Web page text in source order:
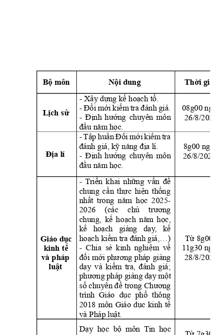
Bộ môn Nội dung Thời gian
Lịch sử
- Xây dựng kế hoạch tổ
- Đổi mới kiểm tra đánh giá.
- Định hướng chuyên môn
đầu năm học.
08g00
26/8/2025
Địa lí
- Tập huấn Đổi mới kiểm tra
đánh giá, kỹ năng địa lí
- Định hướng chuyên môn
đầu năm học.
8g00
26/8/202
Giáo dục
kinh tế
và pháp
luật
- Triển khai những vấn đề
chung cần thực hiện thống
nhất trong năm học 2025-
2026
(các chủ trương
chung, kế hoạch năm học,
kế
hoạch giảng dạy, kế
hoạch kiểm tra đánh giá, …)
- Chia  sẻ kinh nghiệm về
đổi mới phương pháp giảng
dạy và kiểm tra, đánh giá;
phương pháp giảng dạy một
số chuyên đề trong Chương
trình  Giáo dục  phổ thông
2018 môn Giáo dục kinh tế
và Pháp luật.
Từ 8g00
11g30
28/8/2025
Dạy  học  bộ  môn Tin  học